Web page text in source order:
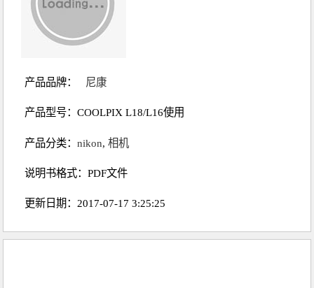
产品品牌： 尼康
产品型号：COOLPIX L18/L16使用
产品分类：nikon,相机
说明书格式：PDF文件
更新日期：2017-07-17 3:25:25